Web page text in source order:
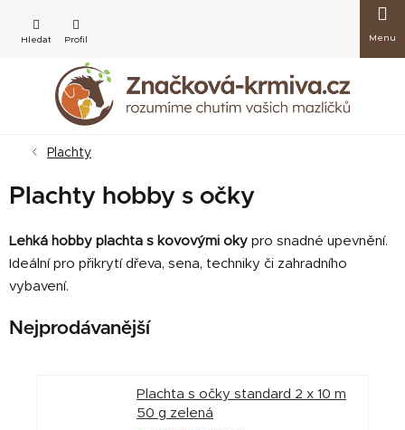
obsah
košík
Plachty
Plachty hobby s očky
Lehká hobby plachta s kovovými oky pro snadné upevnění.
Ideální pro přikrytí dřeva, sena, techniky či zahradního
vybavení.
Nejprodávanější
Plachta s očky standard 2 x 10 m
50 g zelená